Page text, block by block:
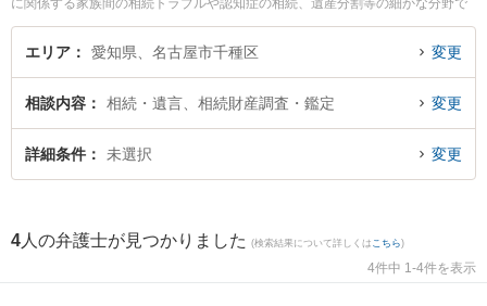
に関係する家族間の相続トラブルや認知症の相続、遺産分割等の細かな分野で
の絞り込み検索もでき便利です。特によつば法律事務所の鈴木 隆史弁護士や星
ヶ丘法律事務所の宮城 佳典弁護士、弁護士法人名古屋北法律事務所 ちくさ事務
ブルを今すぐに弁護士に相談したい』『相続財産調査・鑑定のトラブル解決の
実績豊富な近くの弁護士を検索したい』『初回相談無料で相続財産調査・鑑定
を法律相談できる名古屋市千種区内の弁護士に相談予約したい』などでお困り
エリア 愛知県、名古屋市千種区 変更
相談内容 相続・遺言、相続財産調査・鑑定 変更
詳細条件 未選択 変更
4 人の弁護士が見つかりました (検索結果について詳しくは こちら)
4件中 1-4件を表示